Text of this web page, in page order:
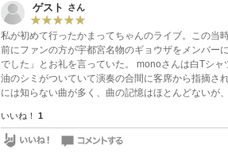
ゲスト さん
私が初めて行ったかまってちゃんのライブ。この当
前にファンの方が宇都宮名物のギョウザをメンバー
でした」とお礼を言っていた。 monoさんは白Tシ
油のシミがついていて演奏の合間に客席から指摘さ
には知らない曲が多く、曲の記憶はほとんどないが
オリンの方はこの日２名いた。いまはスペシャルな
に気付く。 そんなこんなで月日は流れ、先日１５
はこの頃と全然変わらないなーと思うと、とてもう
いいね！ 1